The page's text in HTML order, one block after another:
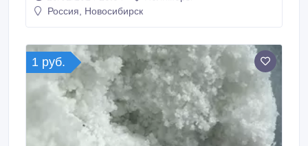
нетто. Страна производитель: Германия Водно-
Россия, Новосибирск
1 руб.